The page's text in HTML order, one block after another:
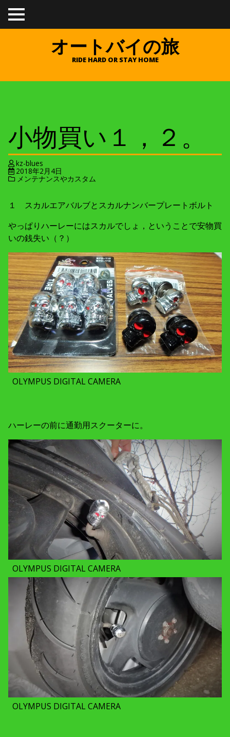
TO
GGL
オートバイの旅
RIDE HARD OR STAY HOME
小物買い１，２。
kz-blues
2018年2月4日
メンテナンスやカスタム
１ スカルエアバルブとスカルナンバープレートボルト
やっぱりハーレーにはスカルでしょ，ということで安物買
いの銭失い（？）
OLYMPUS DIGITAL CAMERA
ハーレーの前に通勤用スクーターに。
OLYMPUS DIGITAL CAMERA
OLYMPUS DIGITAL CAMERA